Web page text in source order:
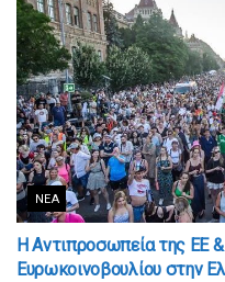
ΝΈΑ
Η Αντιπροσωπεία της ΕΕ
Ευρωκοινοβουλίου στην